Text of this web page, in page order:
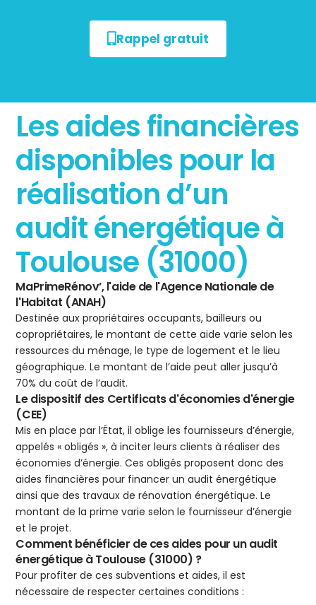
Rappel gratuit
Les aides financières
disponibles pour la
réalisation d’un
audit énergétique à
Toulouse (31000)
MaPrimeRénov’, l'aide de l'Agence Nationale de
l'Habitat (ANAH)
Destinée aux propriétaires occupants, bailleurs ou
copropriétaires, le montant de cette aide varie selon les
ressources du ménage, le type de logement et le lieu
géographique. Le montant de l’aide peut aller jusqu’à
70% du coût de l’audit.
Le dispositif des Certificats d'économies d'énergie
(CEE)
Mis en place par l’État, il oblige les fournisseurs d’énergie,
appelés « obligés », à inciter leurs clients à réaliser des
économies d’énergie. Ces obligés proposent donc des
aides financières pour financer un audit énergétique
ainsi que des travaux de rénovation énergétique. Le
montant de la prime varie selon le fournisseur d’énergie
et le projet.
Comment bénéficier de ces aides pour un audit
énergétique à Toulouse (31000) ?
Pour profiter de ces subventions et aides, il est
nécessaire de respecter certaines conditions :